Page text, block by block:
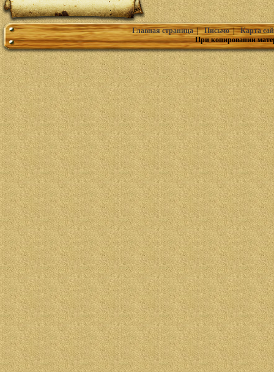
Главная страница|Письмо|Карта
При копировании